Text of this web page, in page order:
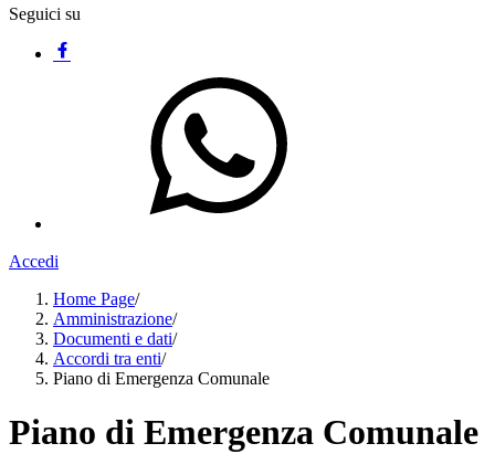
Seguici su
Accedi
Home Page/
Amministrazione/
Documenti e dati/
Accordi tra enti/
Piano di Emergenza Comunale
Piano di Emergenza Comunale